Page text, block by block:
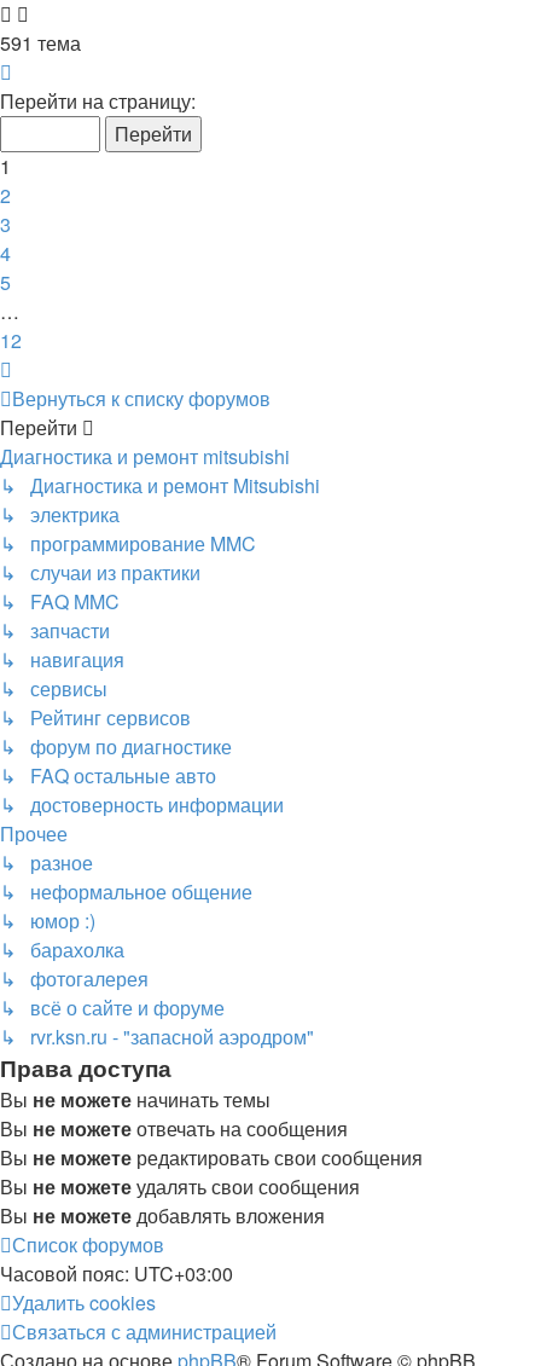
591 тема
1
12
Перейти на страницу:
1
2
3
4
5
…
12
Вернуться к списку форумов
Перейти
Диагностика и ремонт mitsubishi
↳ Диагностика и ремонт Mitsubishi
↳ электрика
↳ программирование MMC
↳ случаи из практики
↳ FAQ MMC
↳ запчасти
↳ навигация
↳ сервисы
↳ Рейтинг сервисов
↳ форум по диагностике
↳ FAQ остальные авто
↳ достоверность информации
Прочее
↳ разное
↳ неформальное общение
↳ юмор :)
↳ барахолка
↳ фотогалерея
↳ всё о сайте и форуме
↳ rvr.ksn.ru - "запасной аэродром"
Права доступа
Вы не можете начинать темы
Вы не можетеотвечать на сообщения
Вы не можете редактировать свои сообщения
Вы не можетеудалять свои сообщения
Вы не можетедобавлять вложения
Список форумов
Часовой пояс: UTC+03:00
Удалить cookies
Связаться с администрацией